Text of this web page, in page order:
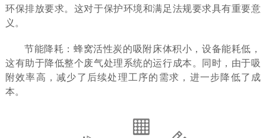
环保排放要求。这对于保护环境和满足法规要求具有重要意
义。
节能降耗：蜂窝活性炭的吸附床体积小，设备能耗低，
这有助于降低整个废气处理系统的运行成本。同时，由于吸
附效率高，减少了后续处理工序的需求，进一步降低了成
本。